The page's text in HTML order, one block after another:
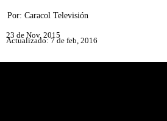
Por: Caracol Televisión
23 de Nov, 2015
Actualizado: 7 de feb, 2016